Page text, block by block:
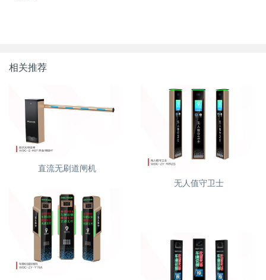
相关推荐
直流无刷道闸机
无人值守卫士